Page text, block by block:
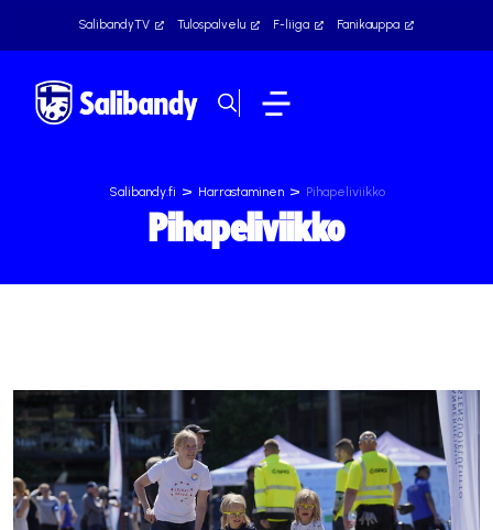
SalibandyTV Tulospalvelu F-liiga Fanikauppa
Salibandy.fi > Harrastaminen > Pihapeliviikko
Pihapeliviikko